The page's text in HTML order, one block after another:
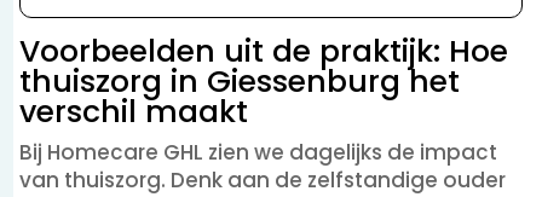
Voorbeelden uit de praktijk: Hoe
thuiszorg in Giessenburg het
verschil maakt
Bij Homecare GHL zien we dagelijks de impact
van thuiszorg. Denk aan de zelfstandige ouder